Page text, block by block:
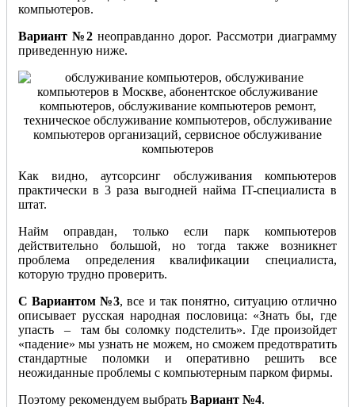
компьютеров.
Вариант №2 неоправданно дорог. Рассмотри диаграмму
приведенную ниже.
Как видно, аутсорсинг обслуживания компьютеров
практически в 3 раза выгодней найма IT-специалиста в
штат.
Найм оправдан, только если парк компьютеров
действительно большой, но тогда также возникнет
проблема определения квалификации специалиста,
которую трудно проверить.
С Вариантом №3, все и так понятно, ситуацию отлично
описывает русская народная пословица: «Знать бы, где
упасть – там бы соломку подстелить». Где произойдет
«падение» мы узнать не можем, но сможем предотвратить
стандартные поломки и оперативно решить все
неожиданные проблемы с компьютерным парком фирмы.
Поэтому рекомендуем выбрать Вариант №4.